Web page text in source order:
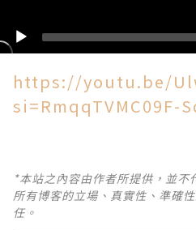
https://youtu.be/
si=RmqqTVMC09F-
*本站之內容由作者所提供，並
所有博客的立場、真實性、準確
任。